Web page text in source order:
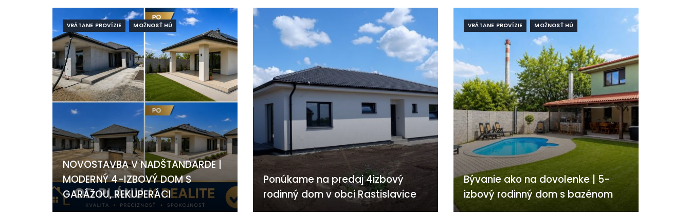
VRÁTANE PROVÍZIE MOŽNOSŤ HÚ
NOVOSTAVBA V NADŠTANDARDE |
MODERNÝ 4-IZBOVÝ DOM S
GARÁŽOU, REKUPERÁCI
Ponúkame na predaj 4izbový
rodinný dom v obci Rastislavice
VRÁTANE PROVÍZIE MOŽNOSŤ HÚ
Bývanie ako na dovolenke | 5-
izbový rodinný dom s bazénom